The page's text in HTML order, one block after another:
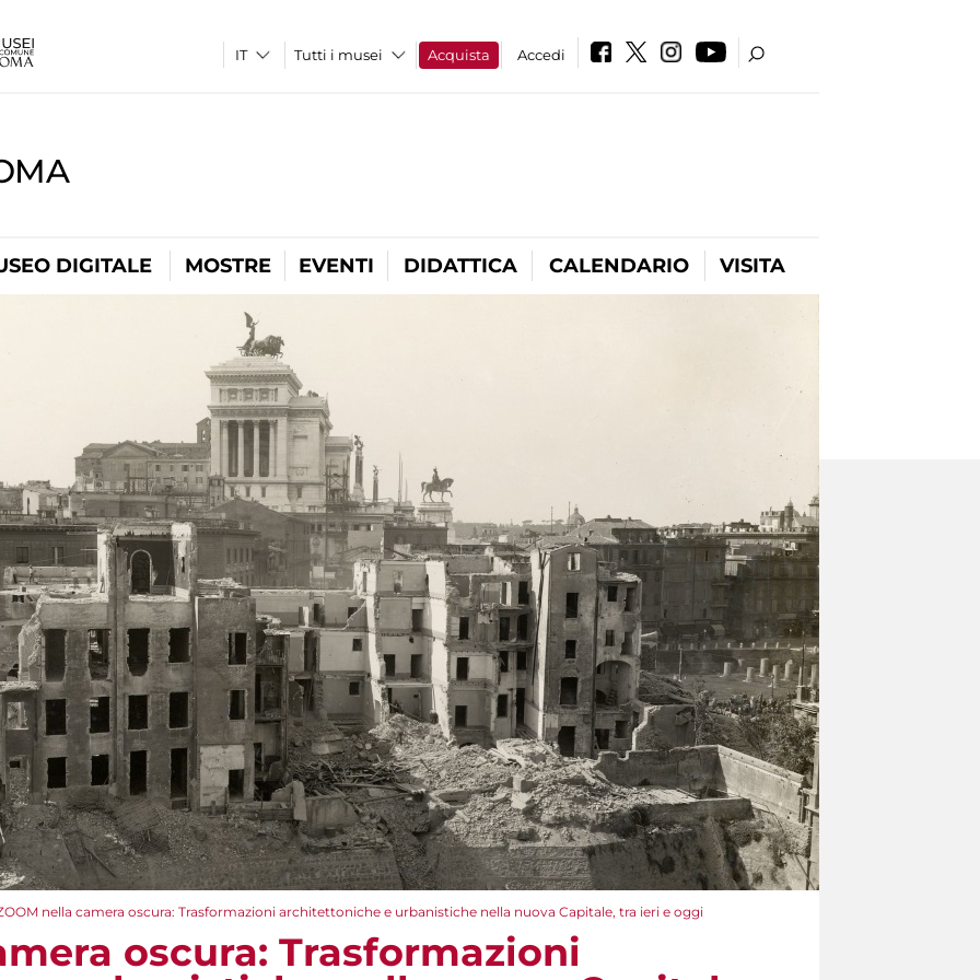
Tutti i musei Acquista Accedi
DIGITALE MOSTRE EVENTI DIDATTICA CALENDARIO VISITA
nella camera oscura: Trasformazioni architettoniche e urbanistiche nella nuova Capitale, tra ieri e oggi
oscura: Trasformazioni